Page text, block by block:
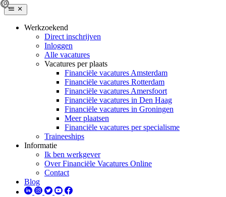
Werkzoekend
Direct inschrijven
Inloggen
Alle vacatures
Vacatures per plaats
Financiële vacatures Amsterdam
Financiële vacatures Rotterdam
Financiële vacatures Amersfoort
Financiële vacatures in Den Haag
Financiële vacatures in Groningen
Meer plaatsen
Financiële vacatures per specialisme
Traineeships
Informatie
Ik ben werkgever
Over Financiële Vacatures Online
Contact
Blog